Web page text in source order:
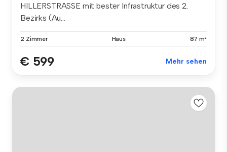
HILLERSTRASSE mit bester Infrastruktur des 2.
Bezirks (Au...
2 Zimmer Haus 87 m²
€ 599 Mehr sehen